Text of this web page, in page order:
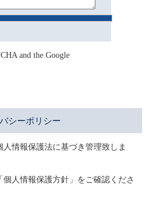
and the Google
シーポリシー
情報保護法に基づき管理致しま
人情報保護方針」をご確認くださ